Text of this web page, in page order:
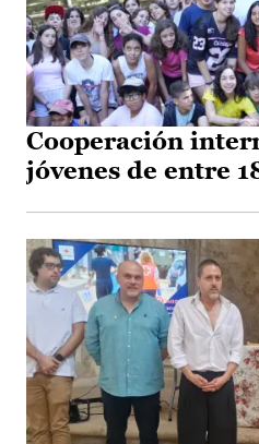
Cooperación
jóvenes de entre